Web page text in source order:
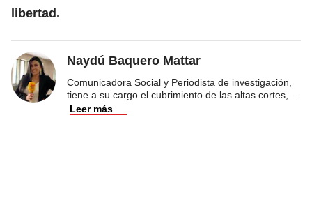
libertad.
Naydú Baquero Mattar
Comunicadora Social y Periodista de investigación,
tiene a su cargo el cubrimiento de las altas cortes,
Leer más